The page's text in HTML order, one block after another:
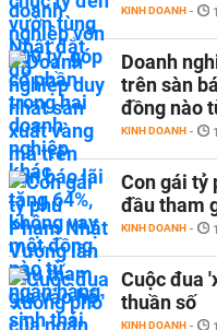
KINH DOANH -
Doanh
trên sàn
đồng nào
KINH DOANH -
Con gái tỷ
đầu tham
KINH DOANH -
Cuộc đua
thuần số
KINH DOANH -